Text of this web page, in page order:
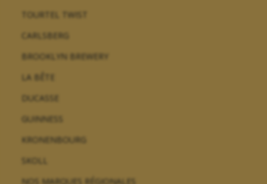
TOURTEL TWIST
CARLSBERG
BROOKLYN BREWERY
LA BÊTE
DUCASSE
GUINNESS
KRONENBOURG
SKOLL
NOS MARQUES RÉGIONALES